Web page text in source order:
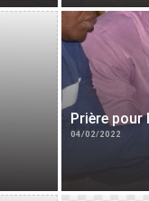
Prière pour
04/02/2022